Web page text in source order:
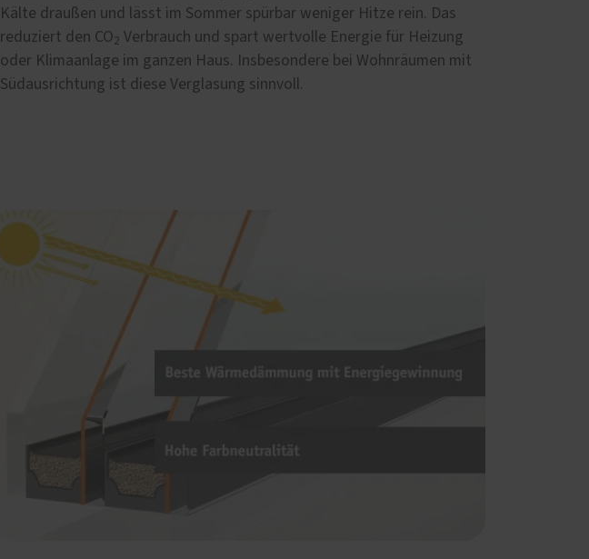
Kälte draußen und lässt im Sommer spürbar weniger Hitze rein. Das
reduziert den CO2 Verbrauch und spart wertvolle Energie für Heizung
oder Klimaanlage im ganzen Haus. Insbesondere bei Wohnräumen mit
Südausrichtung ist diese Verglasung sinnvoll.